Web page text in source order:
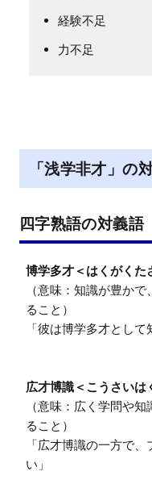
経験不足
力不足
「浅学非才」の
四字熟語の対義語
博学多才＜はくがくた
（意味：知識が豊か
ること）
「彼は博学多才として
広才博識＜こうさいは
（意味：広く学問や
ること）
「広才博識の一方で
い」